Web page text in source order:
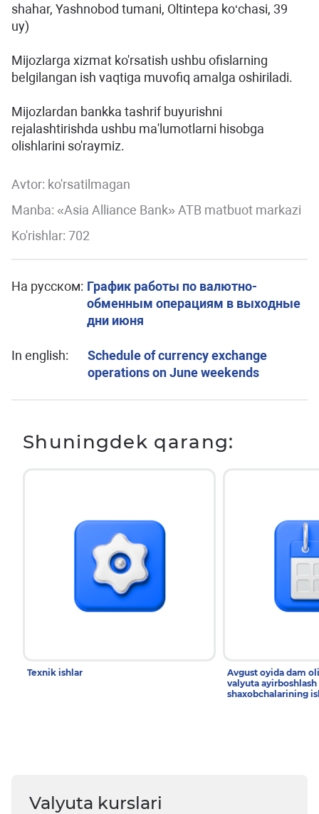
shahar, Yashnobod tumani, Oltintepa ko‘chasi, 39
uy)
Mijozlarga xizmat ko'rsatish ushbu ofislarning
belgilangan ish vaqtiga muvofiq amalga oshiriladi.
Mijozlardan bankka tashrif buyurishni
rejalashtirishda ushbu ma'lumotlarni hisobga
olishlarini so'raymiz.
Avtor: ko'rsatilmagan
Manba: «Asia Alliance Bank» ATB matbuot markazi
Ko'rishlar: 702
На русском: График работы по валютно-
обменным операциям в выходные
дни июня
In english:
Schedule of currency exchange
operations on June weekends
Shuningdek qarang:
Texnik ishlar
Avgust oyida dam
valyuta ayirboshlash
shaxobchalarining
Valyuta kurslari